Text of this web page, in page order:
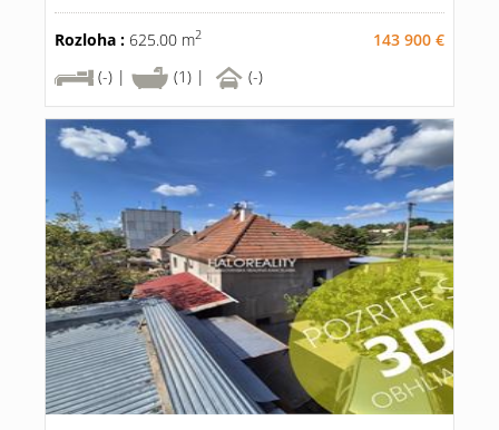
Rozloha : 625.00 m2
143 900 €
(-) |
(1) | (-)